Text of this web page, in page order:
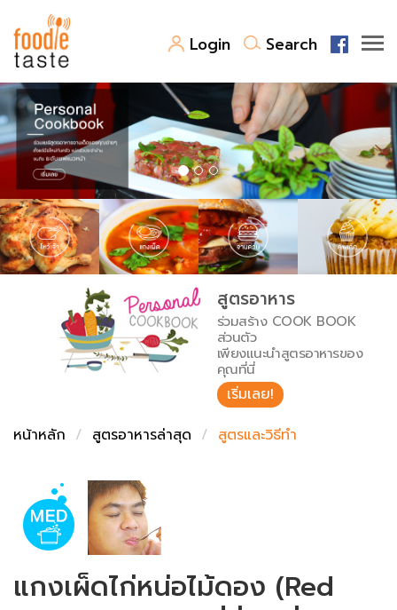
Login Search
สูตรอาหาร
สูตรอาหารล่าสุด
Top Foodie
พาไปชิม
สารพันก้นครัว
เคล็ดลับน่ารู้
เปรียบเทียบหน่วยการตวง
เปรียบเทียบอุณหภูมิ
เปรียบเทียบน้ำหนักวัตถุดิบ
FoodPedia
สร้าง Cookbook
สูตรอาหาร
ร่วมสร้าง COOK BOOK
ส่วนตัว
เพียงแนะนำสูตรอาหารของ
คุณที่นี่
เริ่มเลย!
หน้าหลัก
สูตรอาหารล่าสุด สูตรและวิธีทำ
แกงเผ็ดไก่หน่อไม้ดอง (Red